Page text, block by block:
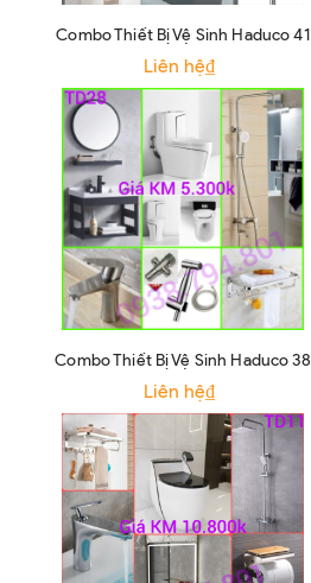
Combo Thiết Bị Vệ Sinh Haduco 41
Liên hệ₫
Combo Thiết Bị Vệ Sinh Haduco 38
Liên hệ₫